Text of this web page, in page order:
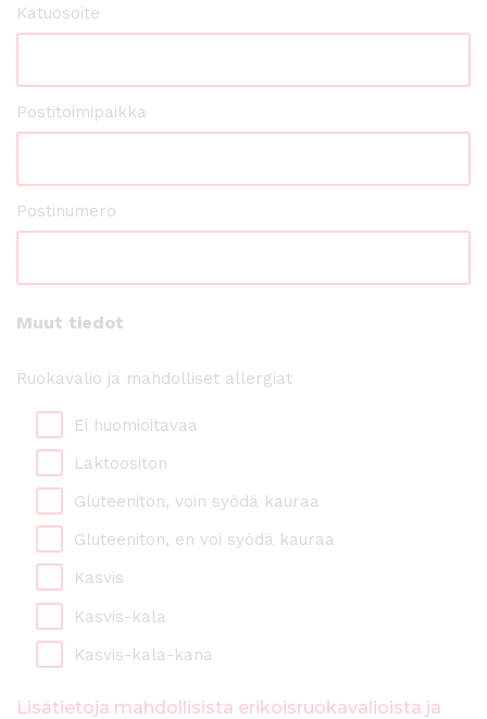
Katuosoite
Postitoimipaikka
Postinumero
Muut tiedot
Ruokavalio ja mahdolliset allergiat
Ei huomioitavaa
Laktoositon
Gluteeniton, voin syödä kauraa
Gluteeniton, en voi syödä kauraa
Kasvis
Kasvis-kala
Kasvis-kala-kana
Lisätietoja mahdollisista erikoisruokavalioista ja